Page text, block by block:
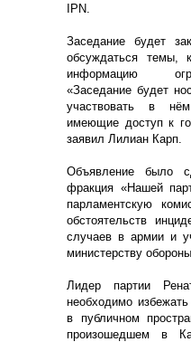
IPN.
Заседание будет
обсуждаться темы,
информацию
«Заседание будет
участвовать в
имеющие доступ к
заявил Лилиан Карп.
Объявление было
фракция «Нашей
парламентскую
обстоятельств
случаев в армии и
министерству обороны.
Лидер партии
необходимо
в публичном
произошедшем в